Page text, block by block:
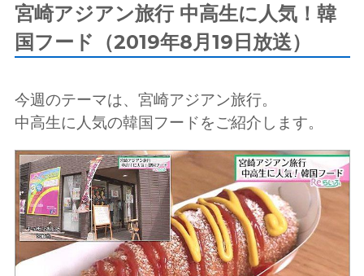
宮崎アジアン旅行 中高生に人気！韓
国フード（2019年8月19日放送）
今週のテーマは、宮崎アジアン旅行。
中高生に人気の韓国フードをご紹介します。